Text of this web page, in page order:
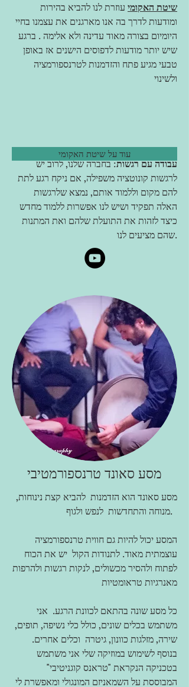
שיטת האקומי עוזרת לנו להביא בהירות
ומודעות לדרך בה אנו מארגנים את עצמנו בחיי
היומיום בצורה מאוד עדינה ולא אלימה . ברגע
שיש יותר מודעות לדפוסים הישנים אז באופן
טבעי מגיע פתח והזדמנות לטרנספורמציה
ולשינוי
עבודה עם רגשות: בחברה שלנו, לרוב יש
לרגשות קונוטציה משפילה, אם ניקח רגע לתת
להם מקום וללמוד אותם, נמצא שלרגשות
האלה תפקיד ושיש לנו אפשרות ללמוד מחדש
כיצד לזהות את התועלת שלהם ואת המתנות
שהם מציעים לנו.
עוד על שיטת האקומי
מסע סאונד טרנספורמטיבי
מסע סאונד הוא הזדמנות להביא קצת נינוחות,
מנוחה והתחדשותלנפש ולגוף.
המסע יכול להיות גם חווית טרנספורמציה
עוצמתית מאוד. לתנודות הקול יש את הכוח
לפתוח ולהסיר מכשולים, לנקות רגשות ולהרפות
מאנרגיות טראומטיות
כל מסע שונה בהתאם לכוונת הרגע. אני
משתמש בכלים שונים, כולל כלי נשיפה, תופים,
שירה, מזלגות כוונון, גיטרה וכלים אחרים.
בנוסף לשימוש במוזיקה שלי אני משתמש
בטכניקה הנקראת "טראנס קוגניטיבי"
המבוססת על השמאניזם המונגולי ומאפשרת לי